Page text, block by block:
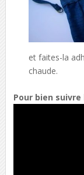
et faites-la
chaude.
Pour bien